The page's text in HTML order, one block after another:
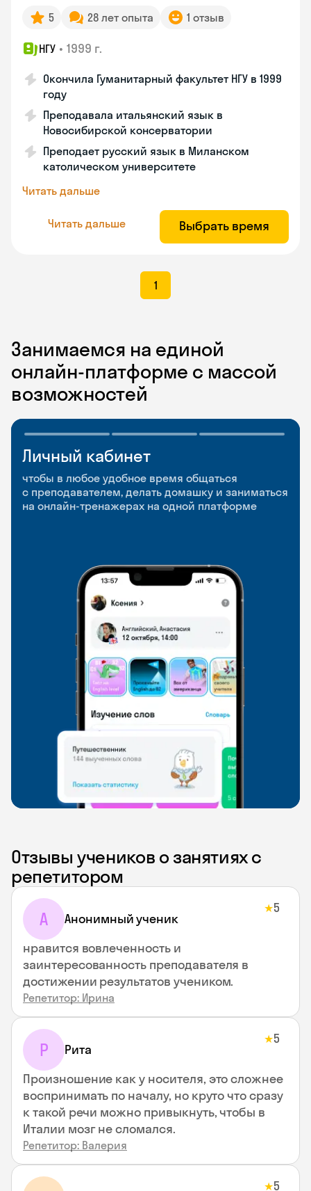
5 28 лет опыта 1 отзыв
НГУ • 1999 г.
Окончила Гуманитарный факультет НГУ в 1999
году
Преподавала итальянский язык в
Новосибирской консерватории
Преподает русский язык в Миланском
католическом университете
Читать дальше
Читать дальше Выбрать время
1
Занимаемся на единой
онлайн-платформе с массой
возможностей
Личный кабинет
чтобы в любое удобное время общаться
с преподавателем, делать домашку и заниматься
на онлайн-тренажерах на одной платформе
Мобильное
приложение
чтобы заниматься и изучать новые слова где
и когда удобно
Разговорные клубы
и Talks
Групповые занятия для разговорной практики
и индивидуальные встречи с преподавателями
Отзывы учеников о занятиях с
репетитором
А Анонимный ученик
★5
нравится вовлеченность и
заинтересованность преподавателя в
достижении результатов учеником.
Репетитор: Ирина
Р Рита
★5
Произношение как у носителя, это сложнее
воспринимать по началу, но круто что сразу
к такой речи можно привыкнуть, чтобы в
Италии мозг не сломался.
Репетитор: Валерия
★5